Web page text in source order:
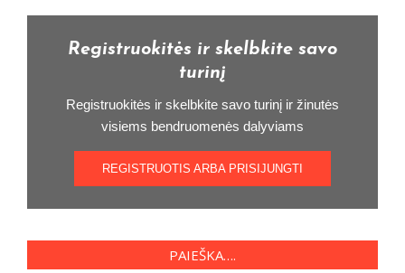
Registruokitės ir skelbkite savo
turinį
Registruokitės ir skelbkite savo turinį ir žinutės
visiems bendruomenės dalyviams
REGISTRUOTIS ARBA PRISIJUNGTI
PAIEŠKA….